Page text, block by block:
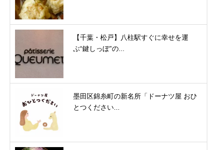
【千葉・松戸】八柱駅すぐに幸せを運
ぶ“鍵しっぽ”の...
墨田区錦糸町の新名所「ドーナツ屋 おひ
とつください...